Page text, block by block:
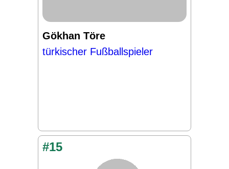
Gökhan Töre
türkischer Fußballspieler
#15